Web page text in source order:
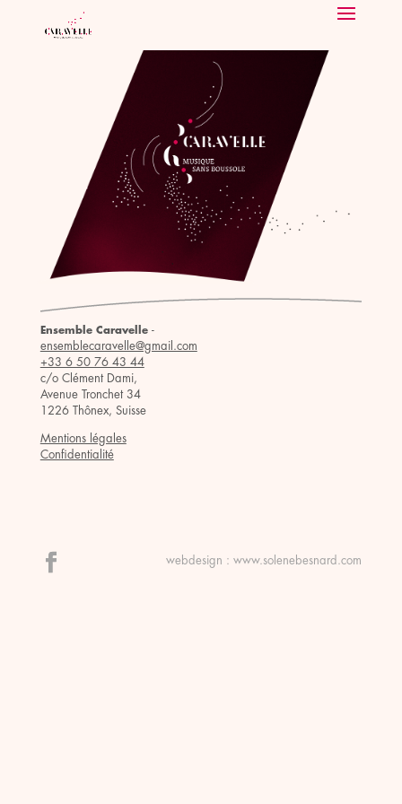
Ensemble Caravelle-
ensemblecaravelle@gmail.com
+33 6 50 76 43 44
c/o Clément Dami,
Avenue Tronchet 34
1226 Thônex, Suisse
Mentions légales
Confidentialité
webdesign :www.solenebesnard.com